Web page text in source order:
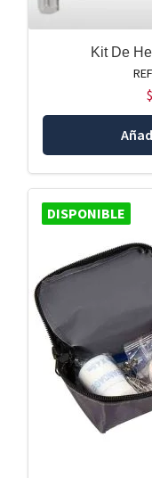
Kit De
$
DISPONIBLE